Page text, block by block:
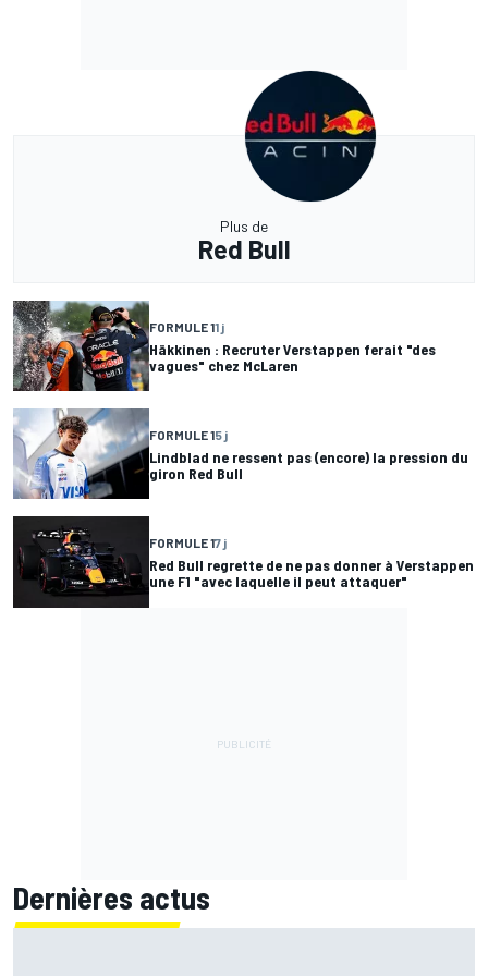
Plus de
Red Bull
FORMULE 11 j
Häkkinen : Recruter Verstappen ferait "des
vagues" chez McLaren
FORMULE 15 j
Lindblad ne ressent pas (encore) la pression du
giron Red Bull
FORMULE 17 j
Red Bull regrette de ne pas donner à Verstappen
une F1 "avec laquelle il peut attaquer"
Dernières actus